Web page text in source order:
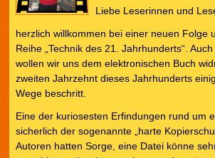
Liebe Leserinnen und
herzlich willkommen bei einer neuen Folge
Reihe „Technik des 21. Jahrhunderts“.
wollen wir uns dem elektronischen Buch
zweiten Jahrzehnt dieses Jahrhunderts
Wege beschritt.
Eine der kuriosesten Erfindungen rund um
sicherlich der sogenannte „harte
Autoren hatten Sorge, eine Datei könne